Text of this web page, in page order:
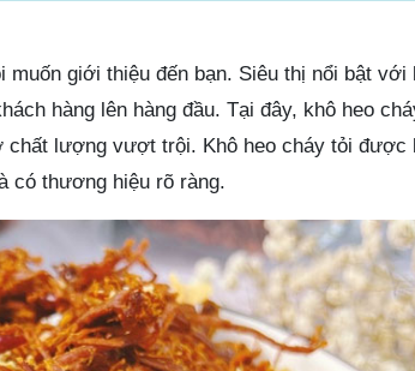
giới thiệu đến bạn. Siêu thị nổi bật với
hàng lên hàng đầu. Tại đây, khô heo
lượng vượt trội. Khô heo cháy tỏi được
có thương hiệu rõ ràng.